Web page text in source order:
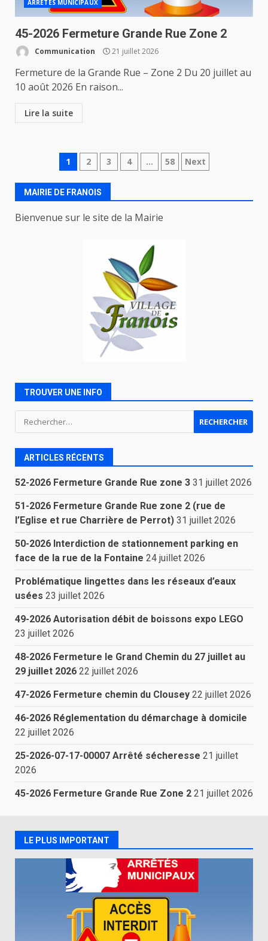
ARRETES MUNICIPAUX
45-2026 Fermeture Grande Rue Zone 2
Communication 21 juillet 2026
Fermeture de la Grande Rue – Zone 2 Du 20 juillet au
10 août 2026 En raison...
Lire la suite
Navigation
des
articles
1 2 3 4 … 58 Next
MAIRIE DE FRANOIS
Bienvenue sur le site de la Mairie
TROUVER UNE INFO
Rechercher :
ARTICLES RÉCENTS
52-2026 Fermeture Grande Rue zone 3 31 juillet 2026
51-2026 Fermeture Grande Rue zone 2 (rue de
l’Eglise et rue Charrière de Perrot) 31 juillet 2026
50-2026 Interdiction de stationnement parking en
face de la rue de la Fontaine 24 juillet 2026
Problématique lingettes dans les réseaux d’eaux
usées 23 juillet 2026
49-2026 Autorisation débit de boissons expo LEGO
23 juillet 2026
48-2026 Fermeture le Grand Chemin du 27 juillet au
29 juillet 2026 22 juillet 2026
47-2026 Fermeture chemin du Clousey 22 juillet 2026
46-2026 Réglementation du démarchage à domicile
22 juillet 2026
25-2026-07-17-00007 Arrêté sécheresse 21 juillet
2026
45-2026 Fermeture Grande Rue Zone 2 21 juillet 2026
LE PLUS IMPORTANT